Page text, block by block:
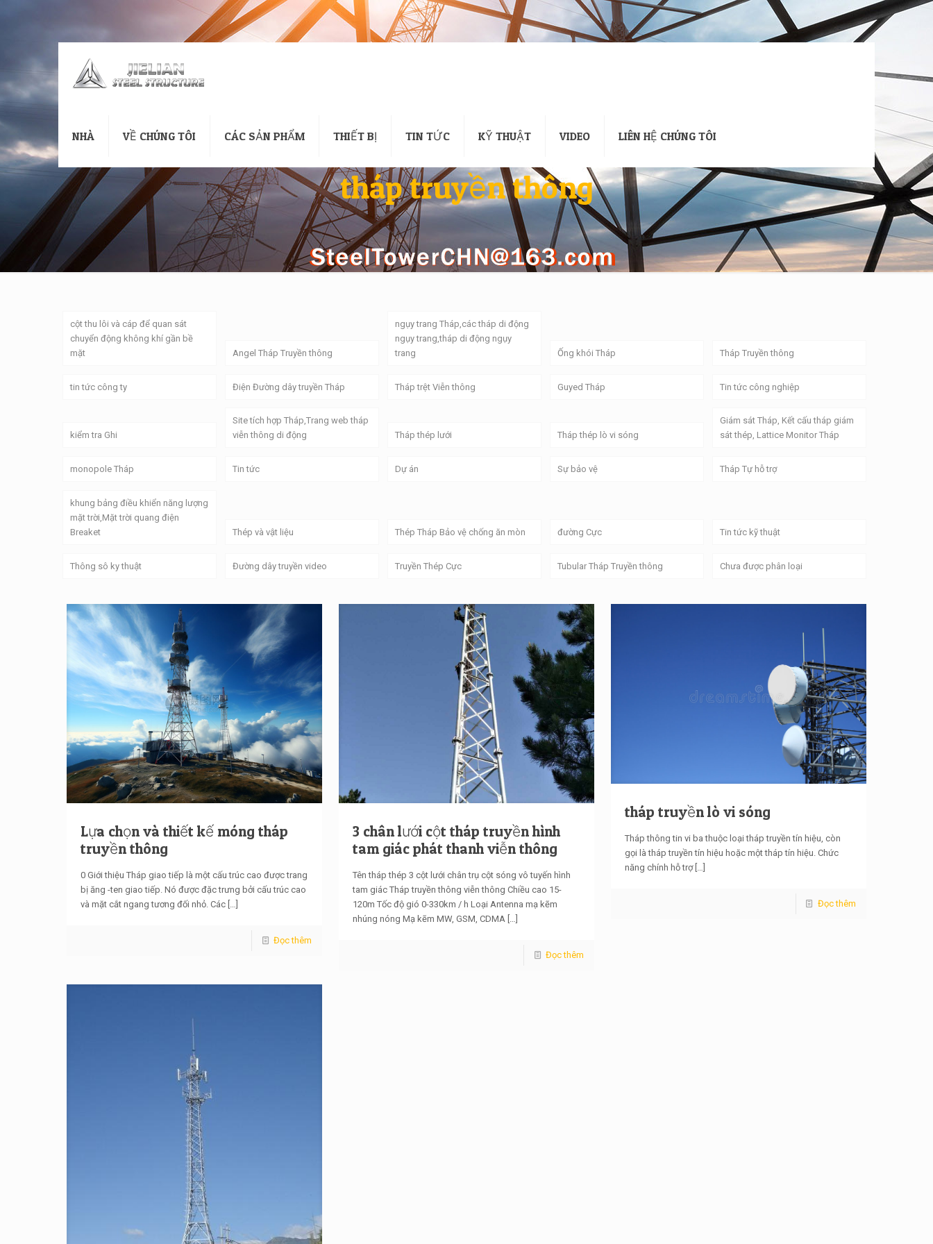
NHÀ VỀ CHÚNG TÔI CÁC SẢN PHẨM THIẾT BỊ TIN TỨC KỸ THUẬT VIDEO LIÊN HỆ CHÚNG TÔI
tháp truyền thông
cột thu lôi và cáp để quan sát
chuyển động không khí gần bề
mặt
Angel Tháp Truyền thông
ngụy trang Tháp,các tháp di động
ngụy trang,tháp di động ngụy
trang
Ống khói Tháp Tháp Truyền thông
tin tức công ty Điện Đường dây truyền Tháp Tháp trệt Viễn thông Guyed Tháp Tin tức công nghiệp
kiểm tra Ghi
Site tích hợp Tháp,Trang web tháp
viễn thông di động
Tháp thép lưới Tháp thép lò vi sóng
Giám sát Tháp, Kết cấu tháp giám
sát thép, Lattice Monitor Tháp
monopole Tháp Tin tức Dự án Sự bảo vệ Tháp Tự hỗ trợ
khung bảng điều khiển năng lượng
mặt trời,Mặt trời quang điện
Breaket
Thép và vật liệu Thép Tháp Bảo vệ chống ăn mòn đường Cực Tin tức kỹ thuật
Thông sô ky thuật Đường dây truyền video Truyền Thép Cực Tubular Tháp Truyền thông Chưa được phân loại
Lựa chọn và thiết kế móng tháp
truyền thông
0 Giới thiệu Tháp giao tiếp là một cấu trúc cao được trang
bị ăng -ten giao tiếp. Nó được đặc trưng bởi cấu trúc cao
và mặt cắt ngang tương đối nhỏ. Các[…]
Đọc thêm
3 chân lưới cột tháp truyền hình
tam giác phát thanh viễn thông
Tên tháp thép 3 cột lưới chân trụ cột sóng vô tuyến hình
tam giác Tháp truyền thông viễn thông Chiều cao 15-
120m Tốc độ gió 0-330km / h Loại Antenna mạ kẽm
nhúng nóng Mạ kẽm MW, GSM, CDMA[…]
Đọc thêm
tháp truyền lò vi sóng
Tháp thông tin vi ba thuộc loại tháp truyền tín hiệu, còn
gọi là tháp truyền tín hiệu hoặc một tháp tín hiệu. Chức
năng chính hỗ trợ[…]
Đọc thêm